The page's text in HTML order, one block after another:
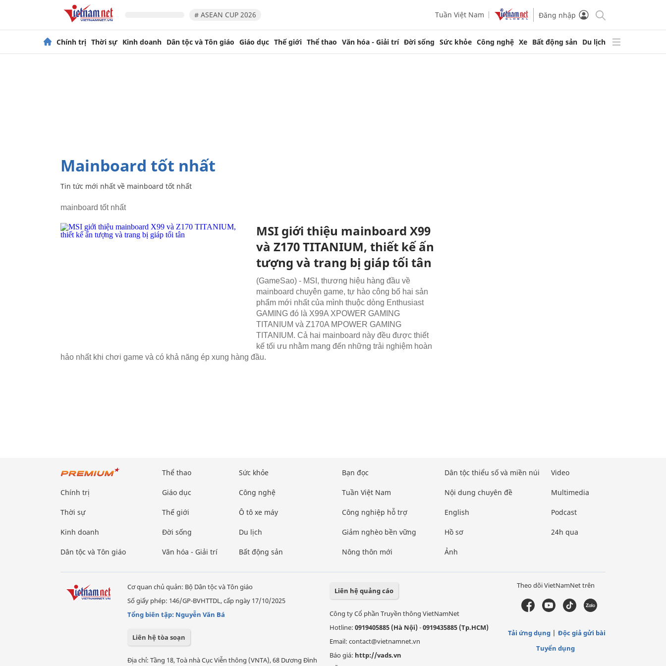
# ASEAN CUP 2026 Tuần Việt Nam Đăng nhập
Chính trị Thời sự Kinh doanh Dân tộc và Tôn giáo Giáo dục Thế giới Thể thao Văn hóa - Giải trí Đời sống Sức khỏe Công nghệ Xe Bất động sản Du lịch
mainboard tốt nhất
Tin tức mới nhất về mainboard tốt nhất
mainboard tốt nhất
MSI giới thiệu mainboard X99
và Z170 TITANIUM, thiết kế ấn
tượng và trang bị giáp tối tân
(GameSao) - MSI, thương hiệu hàng đầu về
mainboard chuyên game, tự hào công bố hai sản
phẩm mới nhất của mình thuộc dòng Enthusiast
GAMING đó là X99A XPOWER GAMING
TITANIUM và Z170A MPOWER GAMING
TITANIUM. Cả hai mainboard này đều được thiết
kế tối ưu nhằm mang đến những trải nghiệm hoàn
hảo nhất khi chơi game và có khả năng ép xung hàng đầu.
Chính trị
Thời sự
Kinh doanh
Dân tộc và Tôn giáo
Thể thao
Giáo dục
Thế giới
Đời sống
Văn hóa - Giải trí
Sức khỏe
Công nghệ
Ô tô xe máy
Du lịch
Bất động sản
Bạn đọc
Tuần Việt Nam
Công nghiệp hỗ trợ
Giảm nghèo bền vững
Nông thôn mới
Dân tộc thiểu số và miền núi
Nội dung chuyên đề
English
Hồ sơ
Ảnh
Video
Multimedia
Podcast
24h qua
Cơ quan chủ quản: Bộ Dân tộc và Tôn giáo
Số giấy phép: 146/GP-BVHTTDL, cấp ngày 17/10/2025
Tổng biên tập: Nguyễn Văn Bá
Liên hệ tòa soạn
Địa chỉ: Tầng 18, Toà nhà Cục Viễn thông (VNTA), 68 Dương Đình
Liên hệ quảng cáo
Công ty Cổ phần Truyền thông VietNamNet
Hotline: 0919405885 (Hà Nội)-0919435885 (Tp.HCM)
Email: contact@vietnamnet.vn
Báo giá: http://vads.vn
Theo dõi VietNamNet trên
Tải ứng dụng
Độc giả gửi bài
Tuyển dụng